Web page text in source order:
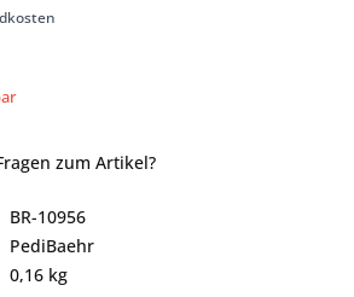
zum Artikel?
BR-10956
PediBaehr
0,16 kg